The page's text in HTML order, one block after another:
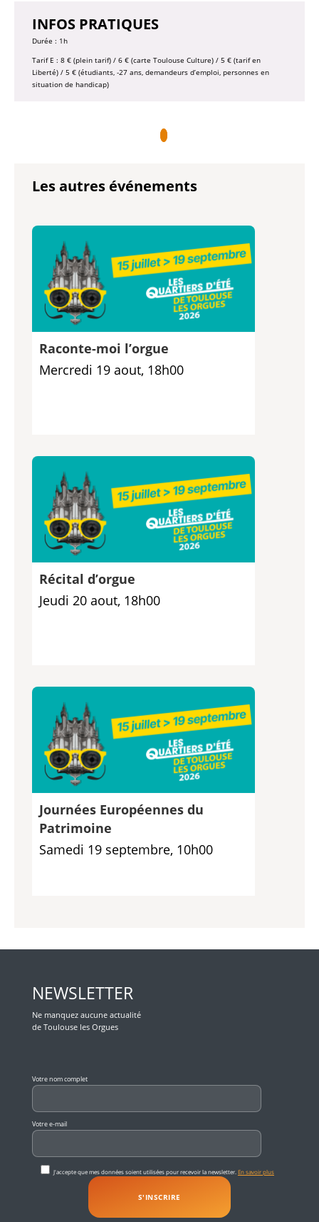
INFOS PRATIQUES
Durée : 1h
Tarif E : 8 € (plein tarif) / 6 € (carte Toulouse Culture) / 5 € (tarif en
Liberté) / 5 € (étudiants, -27 ans, demandeurs d’emploi, personnes en
situation de handicap)
Les autres événements
Raconte-moi l’orgue
Mercredi 19 aout, 18h00
Récital d’orgue
Jeudi 20 aout, 18h00
Journées Européennes du
Patrimoine
Samedi 19 septembre, 10h00
NEWSLETTER
Ne manquez aucune actualité
de Toulouse les Orgues
Votre nom complet
Votre e-mail
J'accepte que mes données soient utilisées pour recevoir la newsletter. En savoir plus